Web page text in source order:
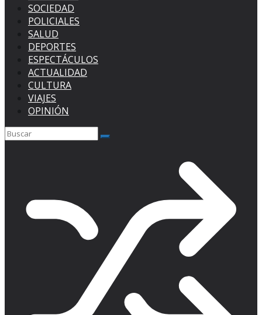
SOCIEDAD
POLICIALES
SALUD
DEPORTES
ESPECTÁCULOS
ACTUALIDAD
CULTURA
VIAJES
OPINIÓN